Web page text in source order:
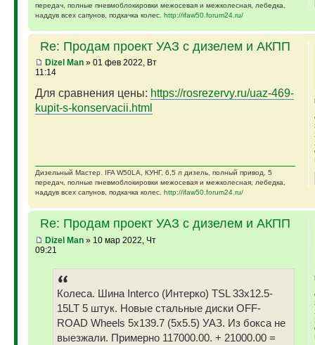
передач, полные пневмоблокировки межосевая и межколесная, лебедка,
наддув всех сапунов, подкачка колес. http://ifaw50.forum24.ru/
Re: Продам проект УАЗ с дизелем и АКПП
Dizel Man» 01 фев 2022, Вт
11:14
Для сравнения цены: https://rosrezervy.ru/uaz-469-
kupit-s-konservacii.html
Дизельный Мастер. IFA W50LA, КУНГ, 6,5 л дизель, полный привод, 5
передач, полные пневмоблокировки межосевая и межколесная, лебедка,
наддув всех сапунов, подкачка колес. http://ifaw50.forum24.ru/
Re: Продам проект УАЗ с дизелем и АКПП
Dizel Man» 10 мар 2022, Чт
09:21
Колеса. Шина Interco (Интерко) TSL 33x12.5-
15LT 5 штук. Новые стальные диски OFF-
ROAD Wheels 5x139.7 (5x5.5) УАЗ. Из бокса не
выезжали. Примерно 117000.00. + 21000.00 =